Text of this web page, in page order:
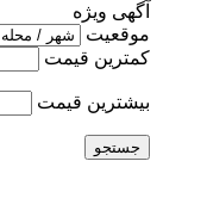
آگهی ویژه
موقعیت
کمترین قیمت
بیشترین قیمت
جستجو